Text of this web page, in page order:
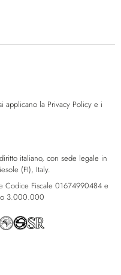
applicano la Privacy Policy e i
italiano, con sede legale in
(FI), Italy.
Codice Fiscale 01674990484 e
3.000.000